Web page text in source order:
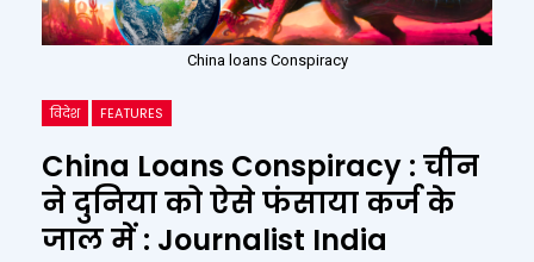
China loans Conspiracy
विदेश FEATURES
China Loans Conspiracy : चीन
ने दुनिया को ऐसे फंसाया कर्ज के
जाल में : Journalist India